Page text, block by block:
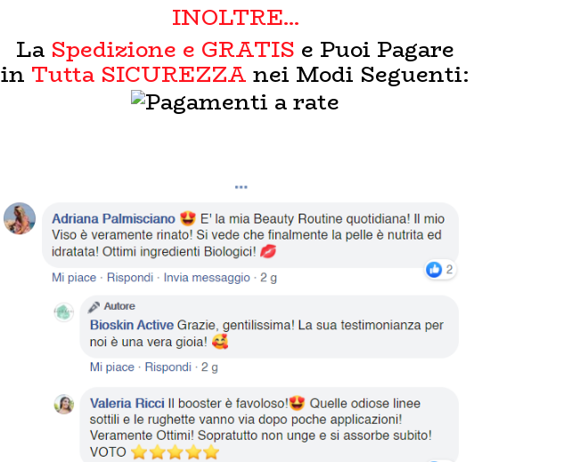
INOLTRE...
La Spedizione e GRATIS e Puoi Pagare
in Tutta SICUREZZA nei Modi Seguenti: